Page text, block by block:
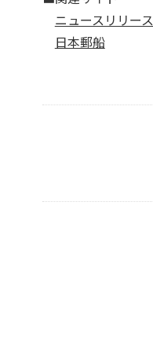
ニュースリリース
日本郵船